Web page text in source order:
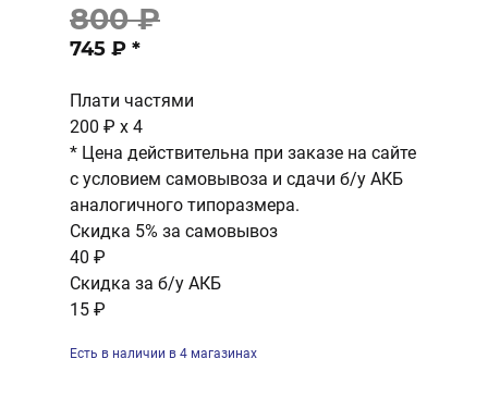
800 ₽
745 ₽ *
Плати частями
200 ₽ x 4
* Цена действительна при заказе на сайте
с условием самовывоза и сдачи б/у АКБ
аналогичного типоразмера.
Скидка 5% за самовывоз
40 ₽
Скидка за б/у АКБ
15 ₽
Есть в наличии в 4 магазинах